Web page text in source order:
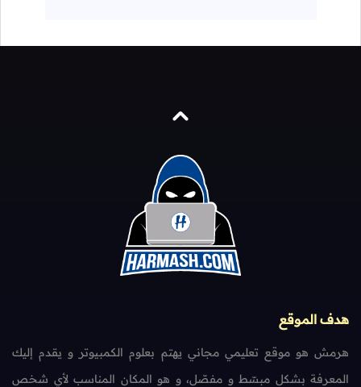
هدف الموقع
هرمش هو موقع تعليمي مجاني يهتم بعلوم الكمبيوتر و يقدم إليك
المعرفة بشكل مبسّط و مفصّل، و هو المكان المناسب لأي شخص